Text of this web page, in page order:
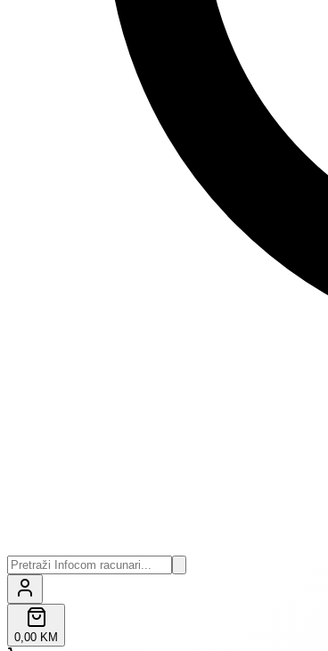
0,00 KM